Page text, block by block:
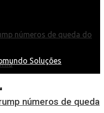
números de queda
Soluções